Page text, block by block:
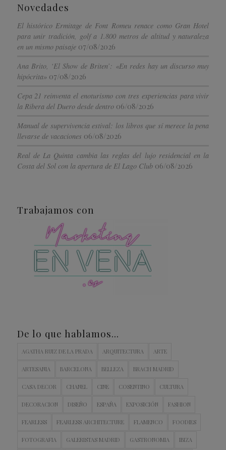
Novedades
El histórico Ermitage de Font Romeu renace como Gran Hotel
para unir tradición, golf a 1.800 metros de altitud y naturaleza
en un mismo paisaje 07/08/2026
Ana Brito, ‘El Show de Briten’: «En redes hay un discurso muy
hipócrita» 07/08/2026
Cepa 21 reinventa el enoturismo con tres experiencias para vivir
la Ribera del Duero desde dentro 06/08/2026
Manual de supervivencia estival: los libros que sí merece la pena
llevarse de vacaciones 06/08/2026
Real de La Quinta cambia las reglas del lujo residencial en la
Costa del Sol con la apertura de El Lago Club 06/08/2026
Trabajamos con
De lo que hablamos…
AGATHA RUIZ DE LA PRADA ARQUITECTURA ARTE
ARTESANIA BARCELONA BELLEZA BRACH MADRID
CASA DECOR CHANEL CINE COSENTINO CULTURA
DECORACION DISEÑO ESPAÑA EXPOSICIÓN FASHION
FEARLESS FEARLESS ARCHITECTURE FLAMENCO FOODIES
FOTOGRAFIA GALERISTAS MADRID GASTRONOMIA IBIZA